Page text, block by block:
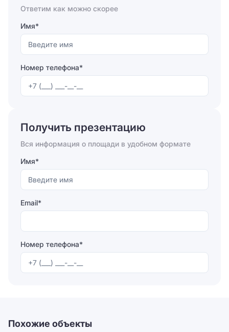
Ответим как можно скорее
Имя*
Номер телефона*
Отправить
Получить презентацию
Вся информация о площади в удобном формате
Имя*
Email*
Номер телефона*
Похожие объекты